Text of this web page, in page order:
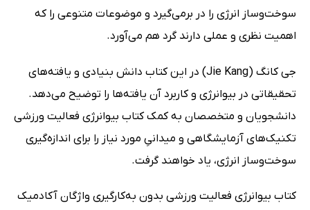
سوخت‌وساز انرژی را در بر‌می‌گیرد و موضوعات متنوعی را که
اهمیت نظری و عملی دارند گرد هم می‌آورد.
جی کانگ (Jie Kang) در این کتاب دانش بنیادی و یافته‌های
تحقیقاتی در بیوانرژی و کاربرد آن یافته‌ها را توضیح می‌دهد.
دانشجویان و متخصصان به کمک کتاب بیوانرژی فعالیت ورزشی
تکنیک‌های آزمایشگاهی و میدانیِ مورد نیاز را برای اندازه‌گیری
سوخت‌وساز انرژی، یاد خواهند گرفت.
کتاب بیوانرژی فعالیت ورزشی بدون به‌کارگیری واژگان آکادمیک